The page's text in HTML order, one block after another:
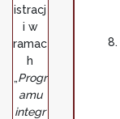
istracj
i w
ramac
h
„Progr
amu
integr